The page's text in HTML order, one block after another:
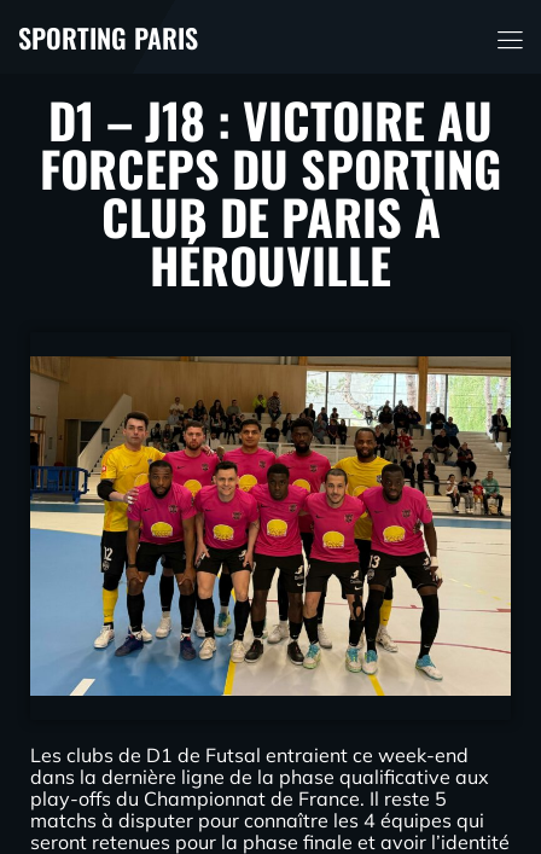
SPORTING PARIS
D1 – J18 : VICTOIRE AU
FORCEPS DU SPORTING
CLUB DE PARIS À
HÉROUVILLE
Les clubs de D1 de Futsal entraient ce week-end
dans la dernière ligne de la phase qualificative aux
play-offs du Championnat de France. Il reste 5
matchs à disputer pour connaître les 4 équipes qui
seront retenues pour la phase finale et avoir l’identité